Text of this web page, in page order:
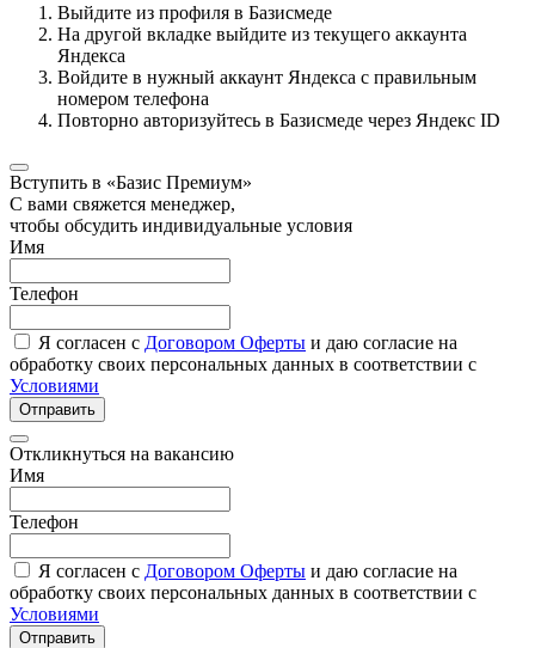
Выйдите из профиля в Базисмеде
На другой вкладке выйдите из текущего аккаунта
Яндекса
Войдите в нужный аккаунт Яндекса с правильным
номером телефона
Повторно авторизуйтесь в Базисмеде через Яндекс ID
Вступить в «Базис Премиум»
С вами свяжется менеджер,
чтобы обсудить индивидуальные условия
Имя
Телефон
Я согласен с Договором Оферты и даю согласие на
обработку своих персональных данных в соответствии с
Условиями
Отправить
Откликнуться на вакансию
Имя
Телефон
Я согласен с Договором Оферты и даю согласие на
обработку своих персональных данных в соответствии с
Условиями
Отправить